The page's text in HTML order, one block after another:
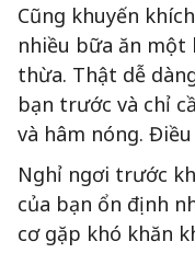
Cũng khuyến
nhiều bữa ăn một
thừa. Thật dễ
bạn trước và chỉ
và hâm nóng.
Nghỉ ngơi trước
của bạn ổn định
cơ gặp khó khăn